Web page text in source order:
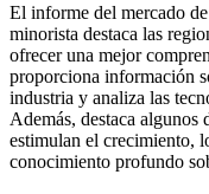
El informe del mercado
minorista destaca las
ofrecer una mejor
proporciona información
industria y analiza las
Además, destaca algunos
estimulan el crecimiento,
conocimiento profundo